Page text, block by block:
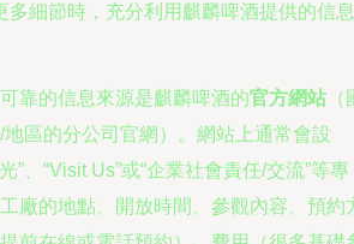
多細節時，充分利用麒麟啤酒提供的信息
可靠的信息來源是麒麟啤酒的官方網站 （
區的分公司官網）。網站上通常會設
”、“Visit Us”或“企業社會責任/交流”等專
廠的地點、開放時間、參觀內容、預約